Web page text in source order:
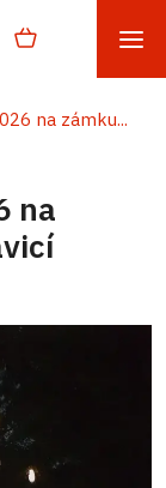
na zámku...
na